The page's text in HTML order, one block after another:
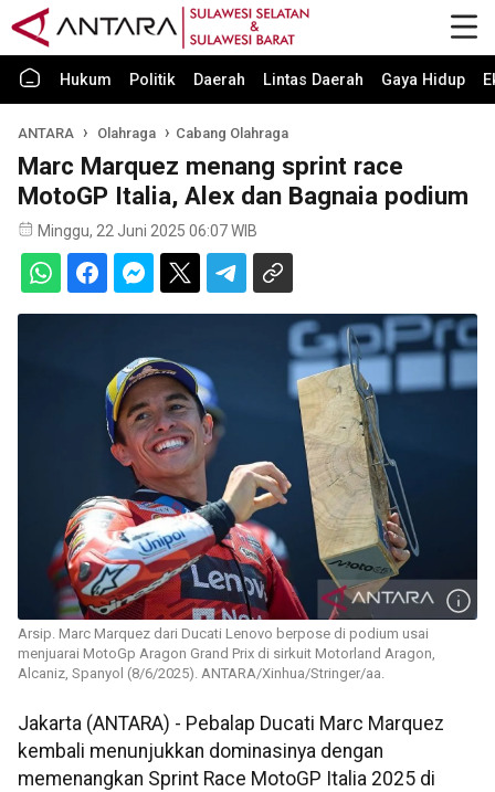
Hukum Politik Daerah Lintas Daerah Gaya Hidup
ANTARA Olahraga Cabang Olahraga
Marc Marquez menang sprint race
MotoGP Italia, Alex dan Bagnaia podium
Minggu, 22 Juni 2025 06:07 WIB
Arsip. Marc Marquez dari Ducati Lenovo berpose di podium usai
menjuarai MotoGp Aragon Grand Prix di sirkuit Motorland Aragon,
Alcaniz, Spanyol (8/6/2025). ANTARA/Xinhua/Stringer/aa.
Jakarta (ANTARA) - Pebalap Ducati Marc Marquez
kembali menunjukkan dominasinya dengan
memenangkan Sprint Race MotoGP Italia 2025 di